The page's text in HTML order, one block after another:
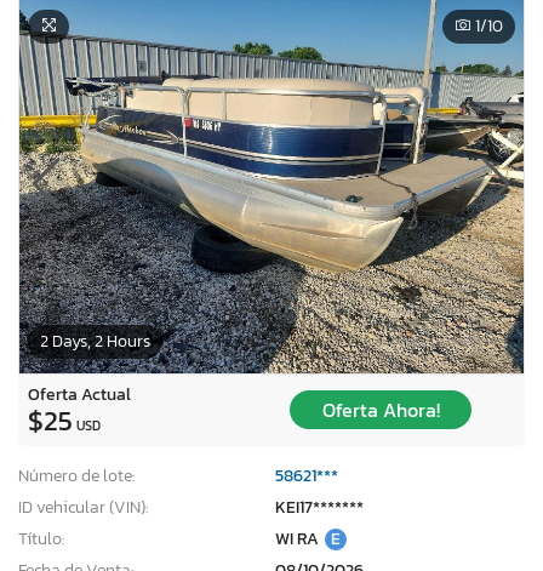
2 Days, 2 Hours
1/10
Oferta Actual
$25 USD
Oferta Ahora!
Número de lote:
58621***
ID vehicular (VIN):
KEI17*******
Título:
WI RA E